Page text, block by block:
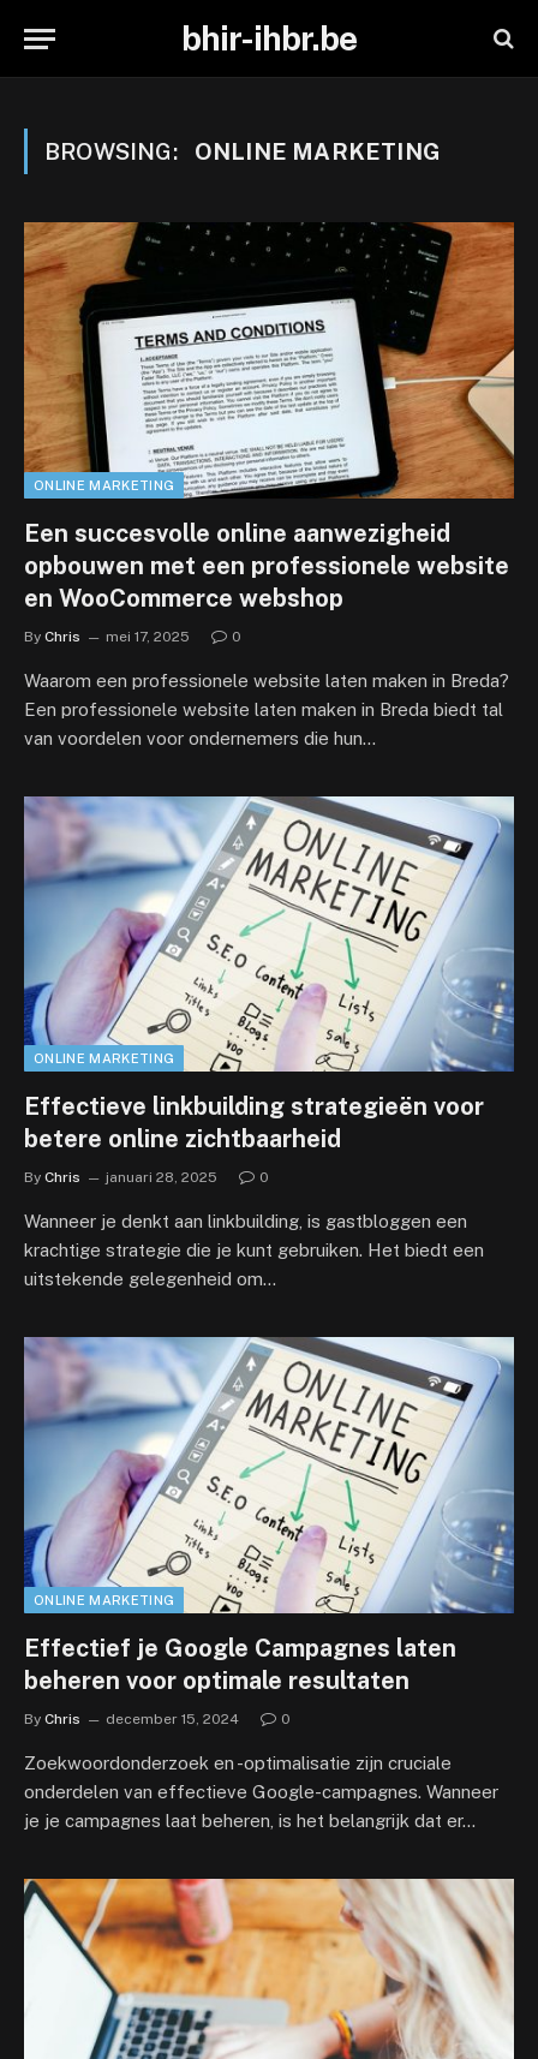
bhir-ihbr.be
BROWSING: ONLINE MARKETING
ONLINE MARKETING
Een succesvolle online aanwezigheid
opbouwen met een professionele website
en WooCommerce webshop
By Chris mei 17, 2025 0
Waarom een professionele website laten maken in Breda?
Een professionele website laten maken in Breda biedt tal
van voordelen voor ondernemers die hun…
ONLINE MARKETING
Effectieve linkbuilding strategieën voor
betere online zichtbaarheid
By Chris januari 28, 2025 0
Wanneer je denkt aan linkbuilding, is gastbloggen een
krachtige strategie die je kunt gebruiken. Het biedt een
uitstekende gelegenheid om…
ONLINE MARKETING
Effectief je Google Campagnes laten
beheren voor optimale resultaten
By Chris december 15, 2024 0
Zoekwoordonderzoek en -optimalisatie zijn cruciale
onderdelen van effectieve Google-campagnes. Wanneer
je je campagnes laat beheren, is het belangrijk dat er…